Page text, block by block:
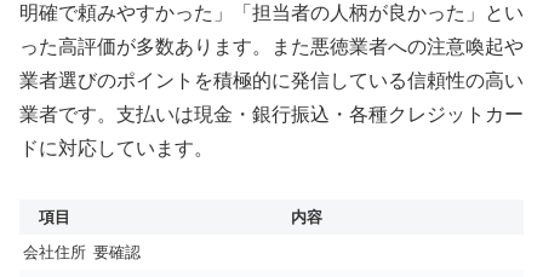
明確で頼みやすかった」「担当者の人柄が良かった」とい
った高評価が多数あります。また悪徳業者への注意喚起や
業者選びのポイントを積極的に発信している信頼性の高い
業者です。支払いは現金・銀行振込・各種クレジットカー
ドに対応しています。
項目
内容
会社住所 要確認